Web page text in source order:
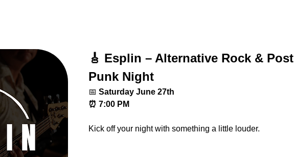
🎸 Esplin – Alternative Rock & Post
Punk Night
📅 Saturday June 27th
⏰ 7:00 PM
Kick off your night with something a little louder.